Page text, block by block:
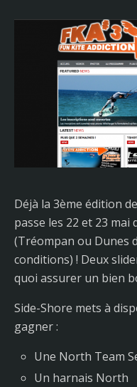
Déjà la 3ème édition
passe les 22 et 23
(Tréompan ou Dunes
conditions) ! Deux
quoi assurer un bien
Side-Shore mets à
gagner :
Une North Team
Un harnais North